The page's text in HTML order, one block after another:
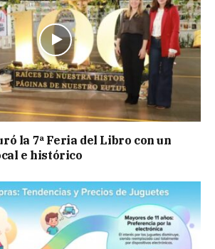
la 7ª Feria del Libro con un
e histórico